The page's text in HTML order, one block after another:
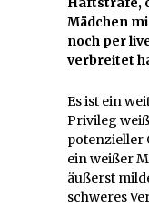
Mädchen
noch per
verbreitet
Es ist ein
Privileg
potenzieller
ein weißer
äußerst
schweres